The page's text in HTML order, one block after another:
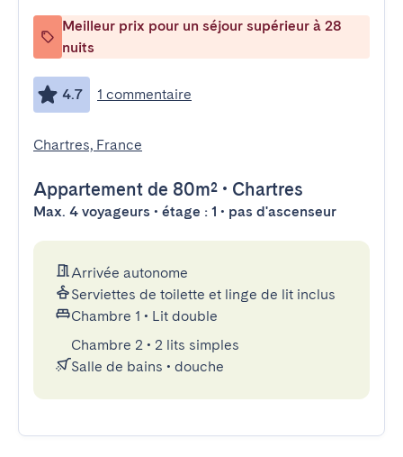
Meilleur prix pour un séjour supérieur à 28
nuits
4.7 1 commentaire
Chartres, France
Appartement de 80m² • Chartres
Max. 4 voyageurs • étage : 1 • pas d'ascenseur
Arrivée autonome
Serviettes de toilette et linge de lit inclus
Chambre 1 • Lit double
Chambre 2 • 2 lits simples
Salle de bains • douche